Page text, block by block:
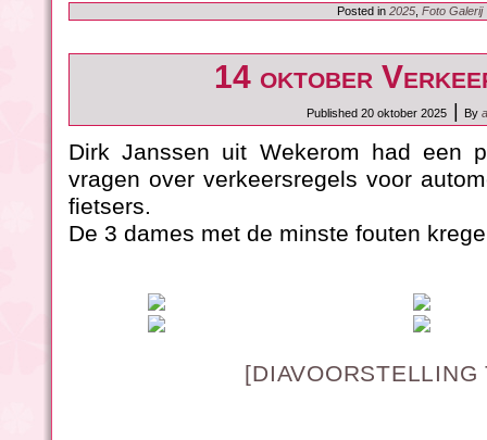
Posted in 2025 Foto Galerij
14 oktober
Published 20 oktober 2025 By
Dirk Janssen uit Wekerom had een
vragen over verkeersregels voor
fietsers.
De 3 dames met de minste fouten
[DIAVOORSTELLING